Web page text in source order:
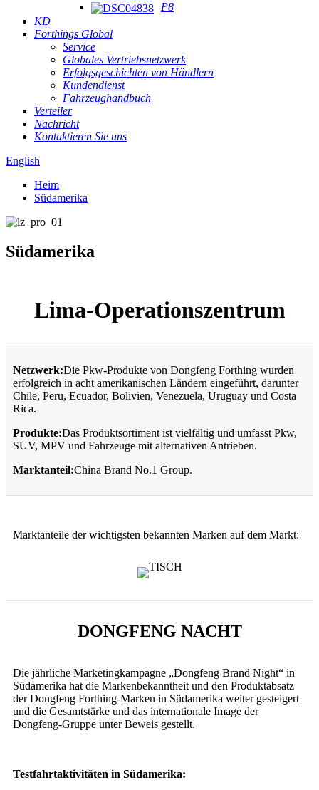
P8
KD
Forthings Global
Service
Globales Vertriebsnetzwerk
Erfolgsgeschichten von Händlern
Kundendienst
Fahrzeughandbuch
Verteiler
Nachricht
Kontaktieren Sie uns
English
Heim
Südamerika
Südamerika
Lima-Operationszentrum
Netzwerk:Die Pkw-Produkte von Dongfeng Forthing wurden
erfolgreich in acht amerikanischen Ländern eingeführt, darunter
Chile, Peru, Ecuador, Bolivien, Venezuela, Uruguay und Costa
Rica.
Produkte:Das Produktsortiment ist vielfältig und umfasst Pkw,
SUV, MPV und Fahrzeuge mit alternativen Antrieben.
Marktanteil:China Brand No.1 Group.
Marktanteile der wichtigsten bekannten Marken auf dem Markt:
DONGFENG NACHT
Die jährliche Marketingkampagne „Dongfeng Brand Night“ in
Südamerika hat die Markenbekanntheit und den Produktabsatz
der Dongfeng Forthing-Marken in Südamerika weiter gesteigert
und die Gesamtstärke und das internationale Image der
Dongfeng-Gruppe unter Beweis gestellt.
Testfahrtaktivitäten in Südamerika: